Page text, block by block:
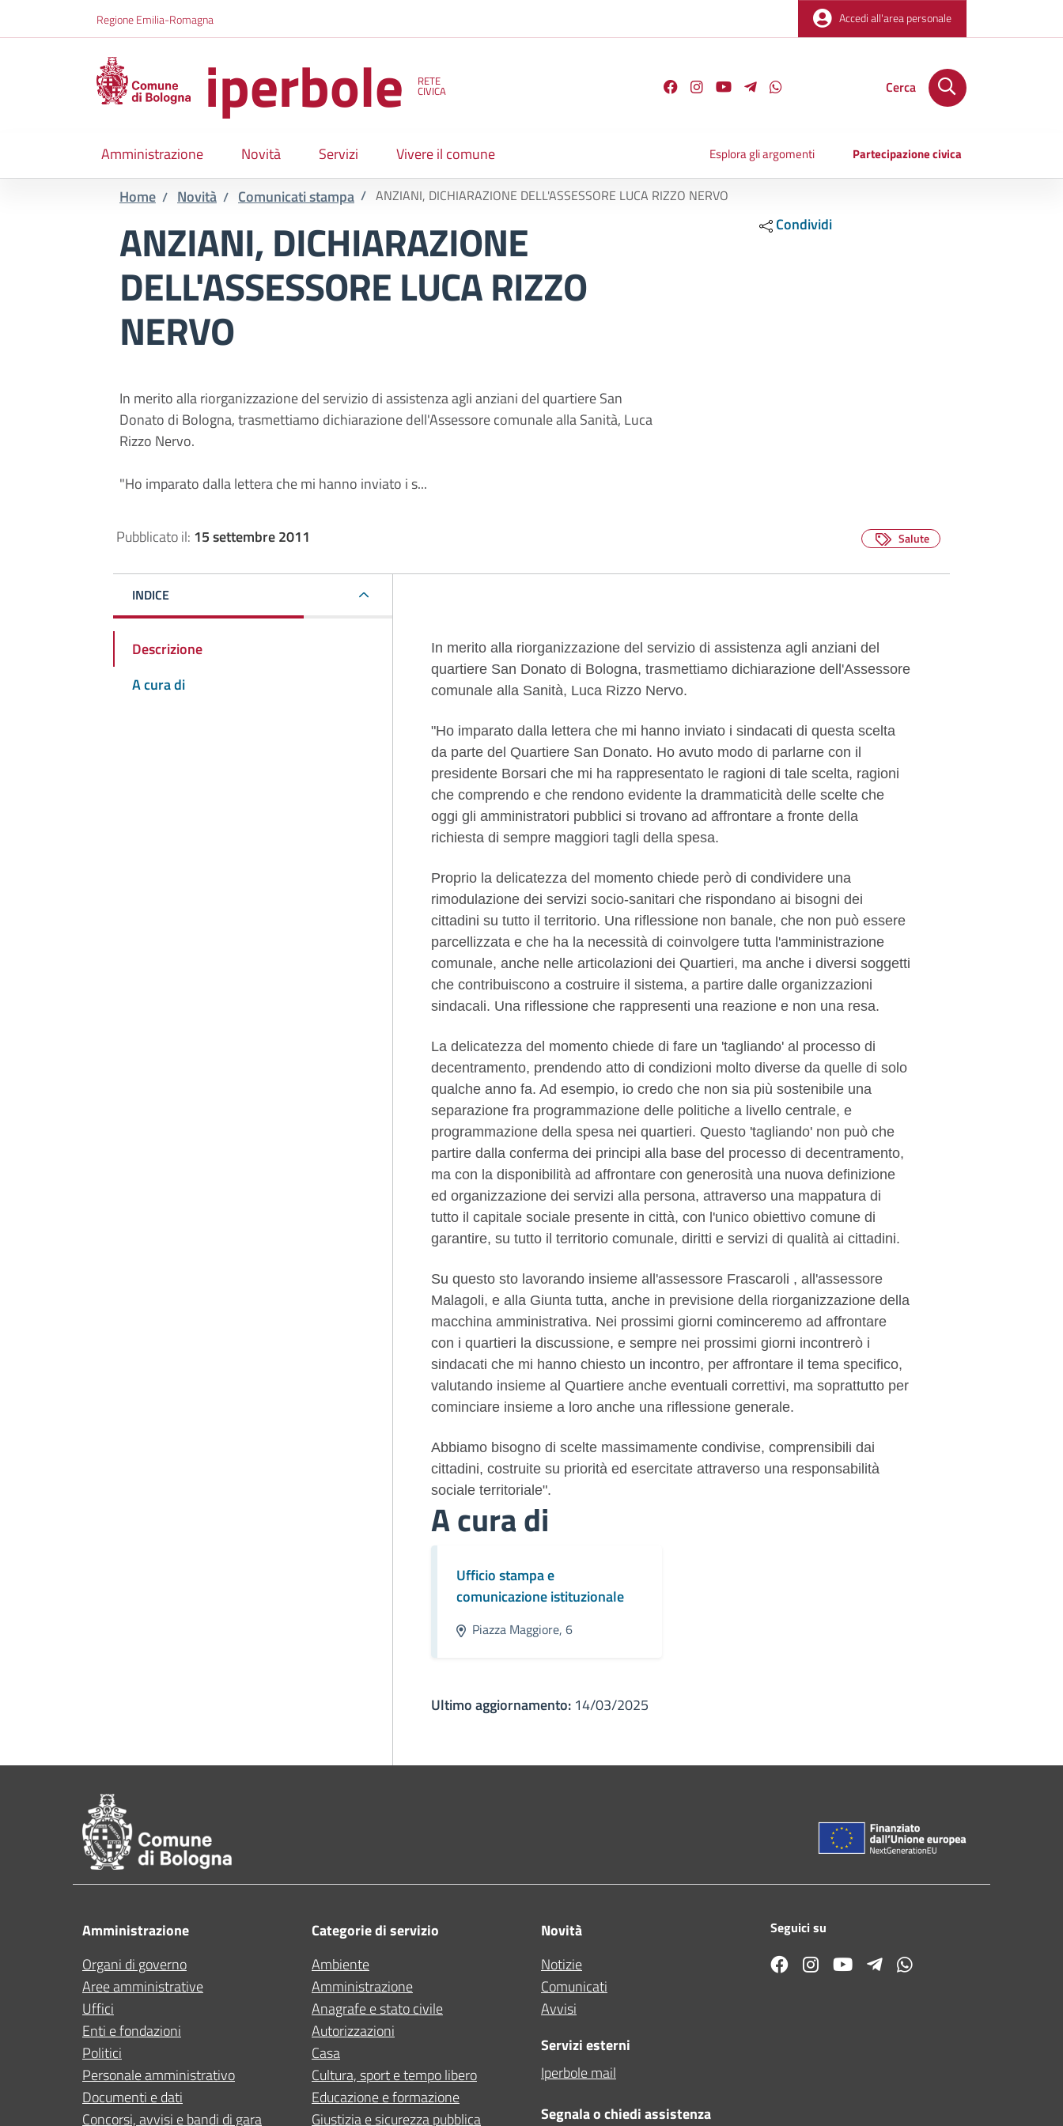
Regione Emilia-Romagna Accedi all'area personale
iperbole RETE
CIVICA Cerca
Amministrazione Novità Servizi Vivere il comune Esplora gli argomenti Partecipazione civica
Home / Novità / Comunicati stampa / ANZIANI, DICHIARAZIONE DELL'ASSESSORE LUCA RIZZO NERVO
ANZIANI, DICHIARAZIONE
DELL'ASSESSORE LUCA RIZZO
NERVO
In merito alla riorganizzazione del servizio di assistenza agli anziani del quartiere San
Donato di Bologna, trasmettiamo dichiarazione dell'Assessore comunale alla Sanità, Luca
Rizzo Nervo.
"Ho imparato dalla lettera che mi hanno inviato i s...
Condividi
Pubblicato il: 15 settembre 2011 Salute
INDICE
Descrizione
A cura di
Descrizione
In merito alla riorganizzazione del servizio di assistenza agli anziani del
quartiere San Donato di Bologna, trasmettiamo dichiarazione dell'Assessore
comunale alla Sanità, Luca Rizzo Nervo.
"Ho imparato dalla lettera che mi hanno inviato i sindacati di questa scelta
da parte del Quartiere San Donato. Ho avuto modo di parlarne con il
presidente Borsari che mi ha rappresentato le ragioni di tale scelta, ragioni
che comprendo e che rendono evidente la drammaticità delle scelte che
oggi gli amministratori pubblici si trovano ad affrontare a fronte della
richiesta di sempre maggiori tagli della spesa.
Proprio la delicatezza del momento chiede però di condividere una
rimodulazione dei servizi socio-sanitari che rispondano ai bisogni dei
cittadini su tutto il territorio. Una riflessione non banale, che non può essere
parcellizzata e che ha la necessità di coinvolgere tutta l'amministrazione
comunale, anche nelle articolazioni dei Quartieri, ma anche i diversi soggetti
che contribuiscono a costruire il sistema, a partire dalle organizzazioni
sindacali. Una riflessione che rappresenti una reazione e non una resa.
La delicatezza del momento chiede di fare un 'tagliando' al processo di
decentramento, prendendo atto di condizioni molto diverse da quelle di solo
qualche anno fa. Ad esempio, io credo che non sia più sostenibile una
separazione fra programmazione delle politiche a livello centrale, e
programmazione della spesa nei quartieri. Questo 'tagliando' non può che
partire dalla conferma dei principi alla base del processo di decentramento,
ma con la disponibilità ad affrontare con generosità una nuova definizione
ed organizzazione dei servizi alla persona, attraverso una mappatura di
tutto il capitale sociale presente in città, con l'unico obiettivo comune di
garantire, su tutto il territorio comunale, diritti e servizi di qualità ai cittadini.
Su questo sto lavorando insieme all'assessore Frascaroli , all'assessore
Malagoli, e alla Giunta tutta, anche in previsione della riorganizzazione della
macchina amministrativa. Nei prossimi giorni cominceremo ad affrontare
con i quartieri la discussione, e sempre nei prossimi giorni incontrerò i
sindacati che mi hanno chiesto un incontro, per affrontare il tema specifico,
valutando insieme al Quartiere anche eventuali correttivi, ma soprattutto per
cominciare insieme a loro anche una riflessione generale.
Abbiamo bisogno di scelte massimamente condivise, comprensibili dai
cittadini, costruite su priorità ed esercitate attraverso una responsabilità
sociale territoriale".
A cura di
Ufficio stampa e
comunicazione istituzionale
Piazza Maggiore, 6
Ultimo aggiornamento: 14/03/2025
Pié di pagina di Comune di Bologna
Amministrazione
Organi di governo
Aree amministrative
Uffici
Enti e fondazioni
Politici
Personale amministrativo
Documenti e dati
Concorsi, avvisi e bandi di gara
Categorie di servizio
Ambiente
Amministrazione
Anagrafe e stato civile
Autorizzazioni
Casa
Cultura, sport e tempo libero
Educazione e formazione
Giustizia e sicurezza pubblica
Novità
Notizie
Comunicati
Avvisi
Servizi esterni
Iperbole mail
Segnala o chiedi assistenza
Seguici su